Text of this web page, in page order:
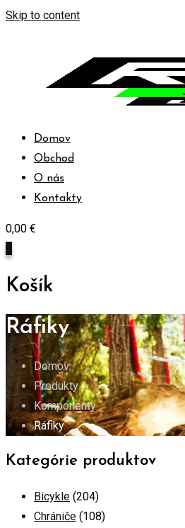
Skip to content
Domov
Obchod
O nás
Kontakty
0,00 €
Košík
Ráfiky
Domov
Produkty
Komponenty
Ráfiky
Kategórie produktov
Bicykle (204)
Chrániče (108)